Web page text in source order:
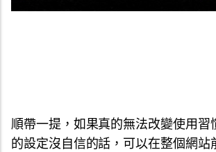
順帶一提，如果真的無法改變使用習
的設定沒自信的話，可以在整個網站